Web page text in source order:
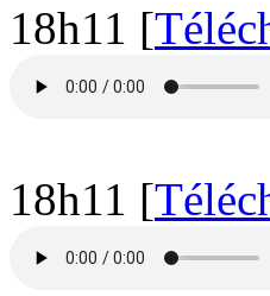
18h11 [
18h11 [